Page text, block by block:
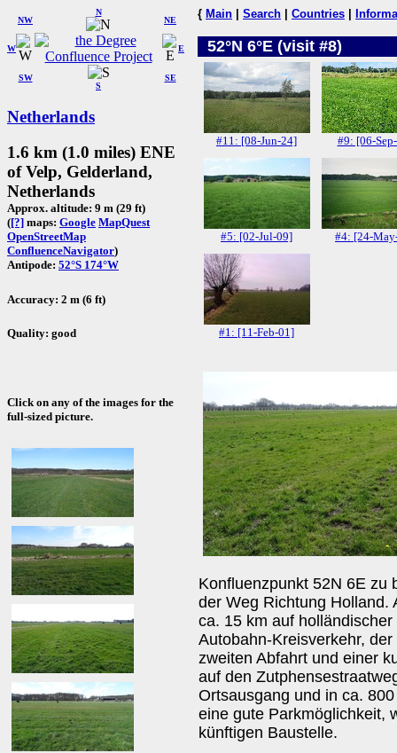
W
NW
N
NE
SW
S
SE
E
Netherlands
1.6 km (1.0 miles) ENE
of Velp, Gelderland,
Netherlands
Approx. altitude: 9 m (29 ft)
([?] maps: Google MapQuest
OpenStreetMap
ConfluenceNavigator)
Antipode: 52°S 174°W
Accuracy: 2 m (6 ft)
Quality: good
Click on any of the images for the
full-sized picture.
{ Main Search Countries
52°N 6°E (visit #8)
#11: [08-Jun-24] #9: [06-
#5: [02-Jul-09] #4: [24-
#1: [11-Feb-01]
Konfluenzpunkt 52N 6E zu
der Weg Richtung Holland.
ca. 15 km auf
Autobahn-Kreisverkehr,
zweiten Abfahrt und einer
auf den
Ortsausgang und in ca.
eine gute Parkmöglichkeit,
künftigen Baustelle.